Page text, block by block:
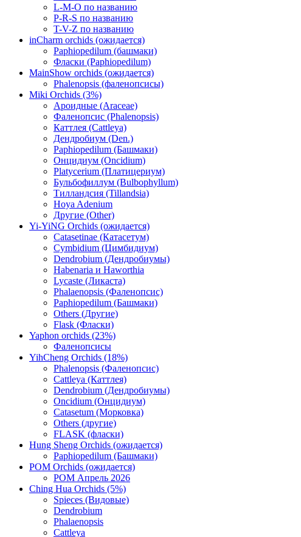
L-M-O по названию
P-R-S по названию
T-V-Z по названию
inCharm orchids (ожидается)
Paphiopedilum (башмаки)
Фласки (Paphiopedilum)
MainShow orchids (ожидается)
Phalenopsis (фаленопсисы)
Miki Orchids (3%)
Ароидные (Araceae)
Фаленопсис (Phalenopsis)
Каттлея (Cattleya)
Дендробиум (Den.)
Paphiopedilum (Башмаки)
Онцидиум (Oncidium)
Platycerium (Платицериум)
Бульбофиллум (Bulbophyllum)
Тилландсия (Tillandsia)
Hoya Adenium
Другие (Other)
Yi-YiNG Orchids (ожидается)
Catasetinae (Катасетум)
Cymbidium (Цимбидиум)
Dendrobium (Дендробиумы)
Habenaria и Haworthia
Lycaste (Ликаста)
Phalaenopsis (Фаленопсис)
Paphiopedilum (Башмаки)
Others (Другие)
Flask (Фласки)
Yaphon orchids (23%)
Фаленопсисы
YihCheng Orchids (18%)
Phalenopsis (Фаленопсис)
Cattleya (Каттлея)
Dendrobium (Дендробиумы)
Oncidium (Онцидиум)
Catasetum (Морковка)
Others (другие)
FLASK (фласки)
Hung Sheng Orchids (ожидается)
Paphiopedilum (Башмаки)
POM Orchids (ожидается)
POM Апрель 2026
Ching Hua Orchids (5%)
Spieces (Видовые)
Dendrobium
Phalaenopsis
Cattleya